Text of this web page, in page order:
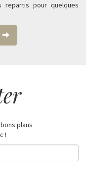
repartis pour quelques
plans
!